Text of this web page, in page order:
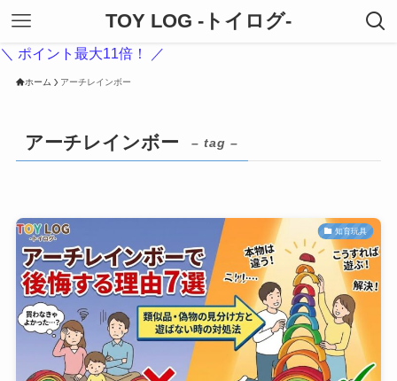
TOY LOG -トイログ-
＼ ポイント最大11倍！ ／
ホーム アーチレインボー
アーチレインボー – tag –
知育玩具